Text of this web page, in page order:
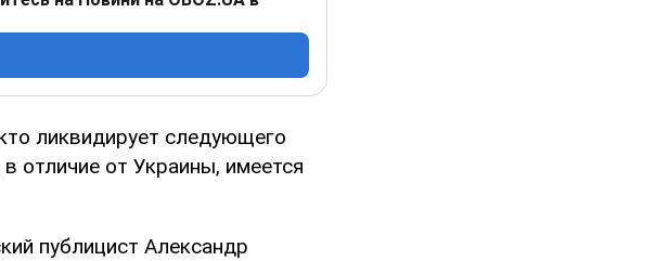
ликвидирует следующего
отличие от Украины, имеется
публицист Александр